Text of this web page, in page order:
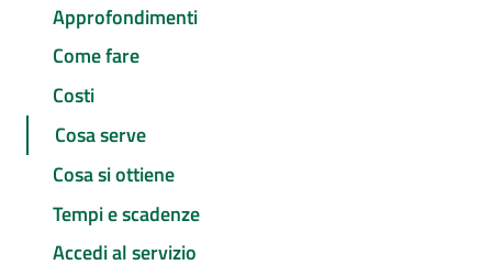
Approfondimenti
Come fare
Costi
Cosa serve
Cosa si ottiene
Tempi e scadenze
Accedi al servizio